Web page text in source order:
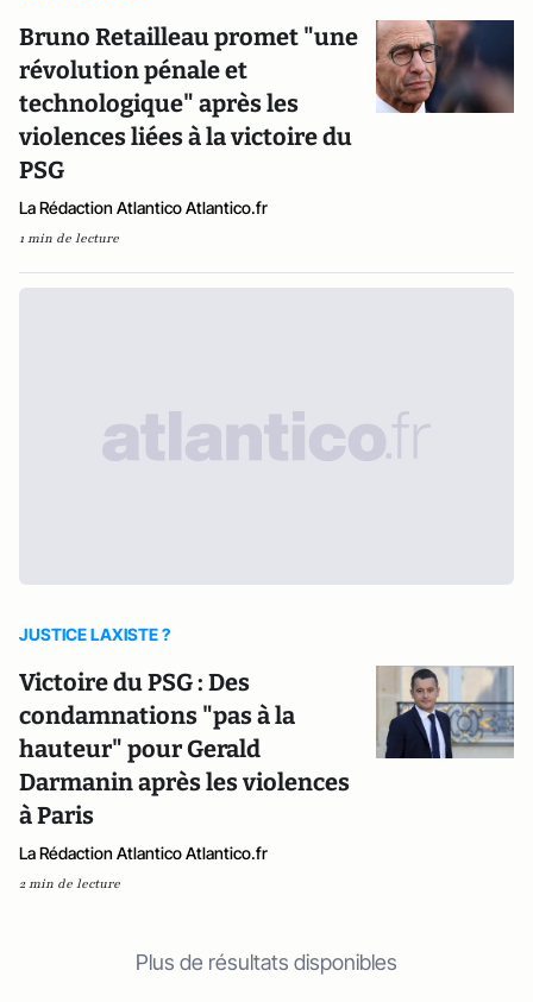
Bruno Retailleau promet "une
révolution pénale et
technologique" après les
violences liées à la victoire du
PSG
La Rédaction Atlantico Atlantico.fr
1 min de lecture
JUSTICE LAXISTE ?
Victoire du PSG : Des
condamnations "pas à la
hauteur" pour Gerald
Darmanin après les violences
à Paris
La Rédaction Atlantico Atlantico.fr
2 min de lecture
Plus de résultats disponibles